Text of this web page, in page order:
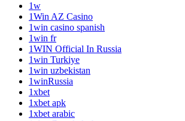
1w
1Win AZ Casino
1win casino spanish
1win fr
1WIN Official In Russia
1win Turkiye
1win uzbekistan
1winRussia
1xbet
1xbet apk
1xbet arabic